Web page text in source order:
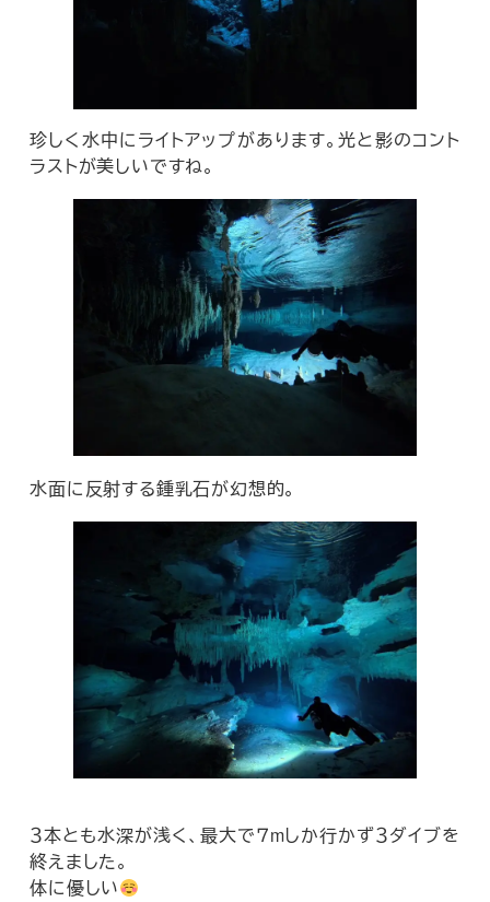
珍しく水中にライトアップがあります。光と影のコント
ラストが美しいですね。
水面に反射する鍾乳石が幻想的。
３本とも水深が浅く、最大で７mしか行かず３ダイブを
終えました。
体に優しい